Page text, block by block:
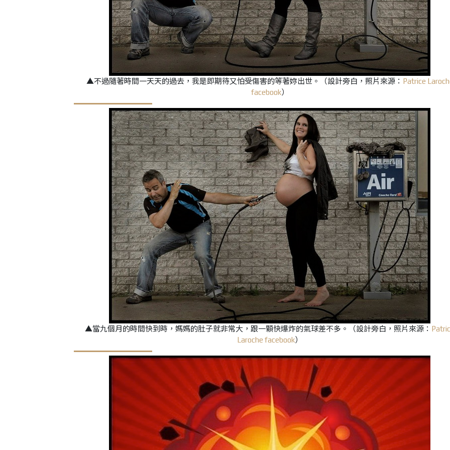
▲不過隨著時間一天天的過去，我是即期待又怕受傷害的等著妳出世。 （設計旁白，照片來源： Patrice
facebook）
▲當九個月的時間快到時，媽媽的肚子就非常大，跟一顆快爆炸的氣球差不多。 （設計旁白，照片來源：
Laroche facebook）